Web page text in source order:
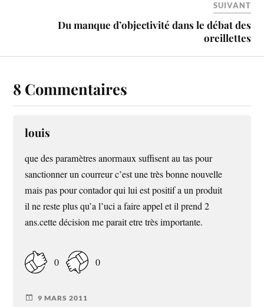
SUIVANT
Du manque d’objectivité dans le débat des
oreillettes
8 Commentaires
louis
que des paramètres anormaux suffisent au tas pour
sanctionner un courreur c’est une très bonne nouvelle
mais pas pour contador qui lui est positif a un produit
il ne reste plus qu’a l’uci a faire appel et il prend 2
ans.cette décision me parait etre très importante.
0 0
9 MARS 2011